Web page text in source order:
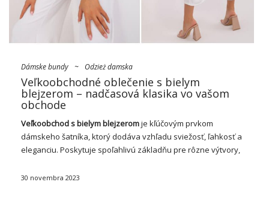
Dámske bundy ~ Odzież damska
Veľkoobchodné oblečenie s bielym
blejzerom – nadčasová klasika vo vašom
obchode
Veľkoobchod s bielym blejzeromje kľúčovým prvkom
dámskeho šatníka, ktorý dodáva vzhľadu sviežosť, ľahkosť a
eleganciu. Poskytuje spoľahlivú základňu pre rôzne výtvory,
Vo veľkoobchodoch s odevmi
30 novembra 2023